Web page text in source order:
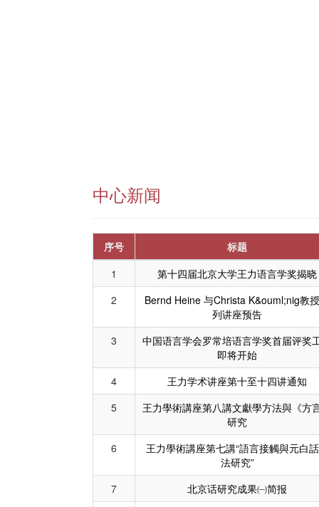
中心新闻
序号
标题
1
第十四届北京大学王力语言学奖揭晓
2
Bernd Heine 与Christa K&ouml;nig教
列讲座预告
3
中国语言学会罗常培语言学奖首届评奖
即将开始
4
王力学术讲座第十至十四讲通知
5
王力學術講座第八講文獻學方法與《方
研究
6
王力學術講座第七講“語言接觸與元白
法研究”
7
北京话研究成果㈠简报